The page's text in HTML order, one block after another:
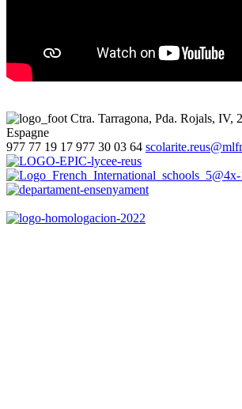
Ctra. Tarragona, Pda. Rojals, IV,
Espagne
977 77 19 17 977 30 03 64